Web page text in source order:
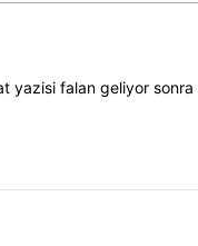
yazisi falan geliyor